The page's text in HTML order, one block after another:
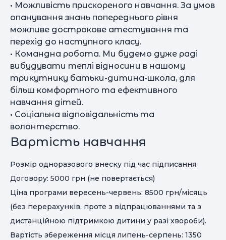
• Можливість прискореного навчання. За умов
опанування знань попереднього рівня
можливе дострокове атестування та
перехід до наступного класу.
• Командна робота. Ми будемо дуже раді
вибудувати теплі відносини в нашому
трикутнику батьки-дитина-школа, для
більш комфортного та ефективного
навчання дітей.
• Соціальна відповідальність та
волонтерство.
Вартість навчання
Розмір одноразового внеску під час підписання
Договору: 5000 грн (не повертається)
Ціна програми вересень-червень: 8500 грн/місяць
(без перерахунків, проте з відпрацюваннями та з
дистанційною підтримкою дитини у разі хвороби).
Вартість збереження місця липень-серпень: 1350